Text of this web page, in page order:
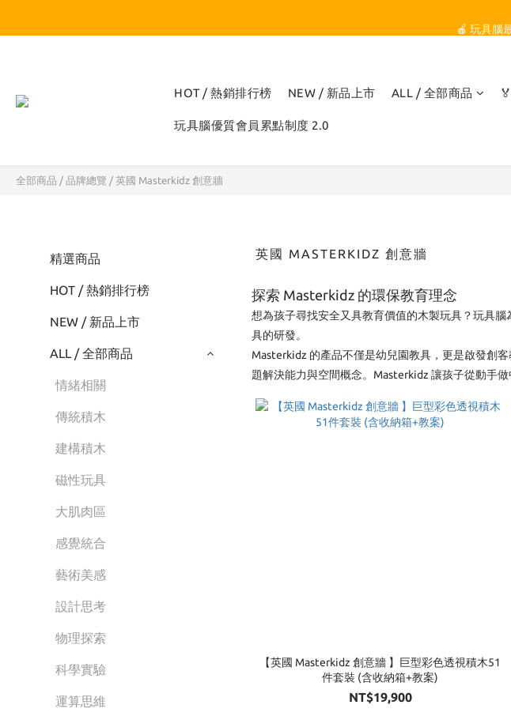
HOT / 熱銷排行榜 NEW / 新品上市 ALL / 全部商品
玩具腦優質會員累點制度 2.0
全部商品 / 品牌總覽 / 英國 Masterkidz 創意牆
精選商品
HOT / 熱銷排行榜
NEW / 新品上市
ALL / 全部商品
情緒相關
傳統積木
建構積木
磁性玩具
大肌肉區
感覺統合
藝術美感
設計思考
物理探索
科學實驗
運算思維
英國 MASTERKIDZ 創意牆
探索 Masterkidz 的環保教育理念
想為孩子尋找安全又具教育價值的木製玩具？玩具
具的研發。
Masterkidz 的產品不僅是幼兒園教具，更是啟發創
題解決能力與空間概念。Masterkidz 讓孩子從動手
【英國 Masterkidz 創意牆 】巨型彩色透視積木51
件套裝 (含收納箱+教案)
NT$19,900